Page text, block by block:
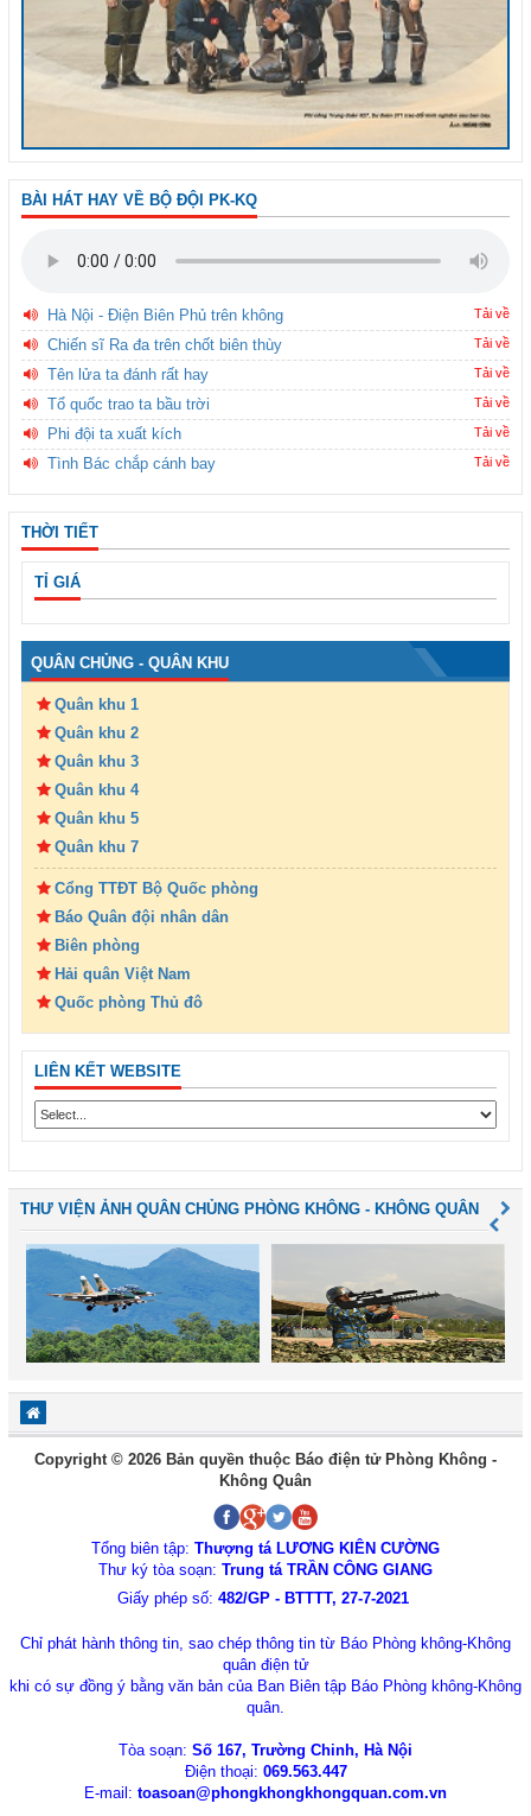
BÀI HÁT HAY VỀ BỘ ĐỘI PK-KQ
Hà Nội - Điện Biên Phủ trên không Tải về
Chiến sĩ Ra đa trên chốt biên thùy Tải về
Tên lửa ta đánh rất hay Tải về
Tổ quốc trao ta bầu trời Tải về
Phi đội ta xuất kích Tải về
Tình Bác chắp cánh bay Tải về
THỜI TIẾT
TỈ GIÁ
QUÂN CHỦNG - QUÂN KHU
Quân khu 1
Quân khu 2
Quân khu 3
Quân khu 4
Quân khu 5
Quân khu 7
Cổng TTĐT Bộ Quốc phòng
Báo Quân đội nhân dân
Biên phòng
Hải quân Việt Nam
Quốc phòng Thủ đô
LIÊN KẾT WEBSITE
THƯ VIỆN ẢNH QUÂN CHỦNG PHÒNG KHÔNG - KHÔNG QUÂN
Copyright © 2026 Bản quyền thuộc Báo điện tử Phòng Không -
Không Quân
Tổng biên tập: Thượng tá LƯƠNG KIÊN CƯỜNG
Thư ký tòa soạn: Trung tá TRẦN CÔNG GIANG
Giấy phép số: 482/GP - BTTTT, 27-7-2021
Chỉ phát hành thông tin, sao chép thông tin từ Báo Phòng không-Không
quân điện tử
khi có sự đồng ý bằng văn bản của Ban Biên tập Báo Phòng không-Không
quân.
Tòa soạn: Số 167, Trường Chinh, Hà Nội
Điện thoại: 069.563.447
E-mail: toasoan@phongkhongkhongquan.com.vn